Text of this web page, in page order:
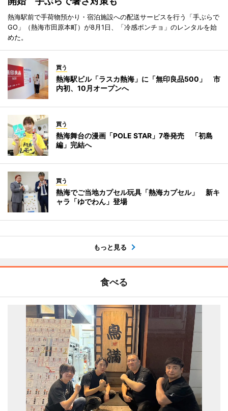
熱海駅前で手荷物預かり・宿泊施設への配送サービスを行う「手ぶらで
GO」（熱海市田原本町）が8月1日、「冷感ポンチョ」のレンタルを始
めた。
買う
熱海駅ビル「ラスカ熱海」に「無印良品500」 市
内初、10月オープンへ
買う
熱海舞台の漫画「POLE STAR」7巻発売 「初島
編」完結へ
買う
熱海でご当地カプセル玩具「熱海カプセル」 新キ
ャラ「ゆでわん」登場
もっと見る
食べる